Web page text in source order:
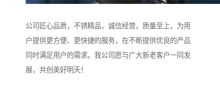
公司匠心品质，不锈精品，诚信经营，质量至上，为用
户提供更方便、更快捷的服务，在不断提供优良的产品
同时满足用户的需求。我公司愿与广大新老客户一同发
展，共创美好明天！